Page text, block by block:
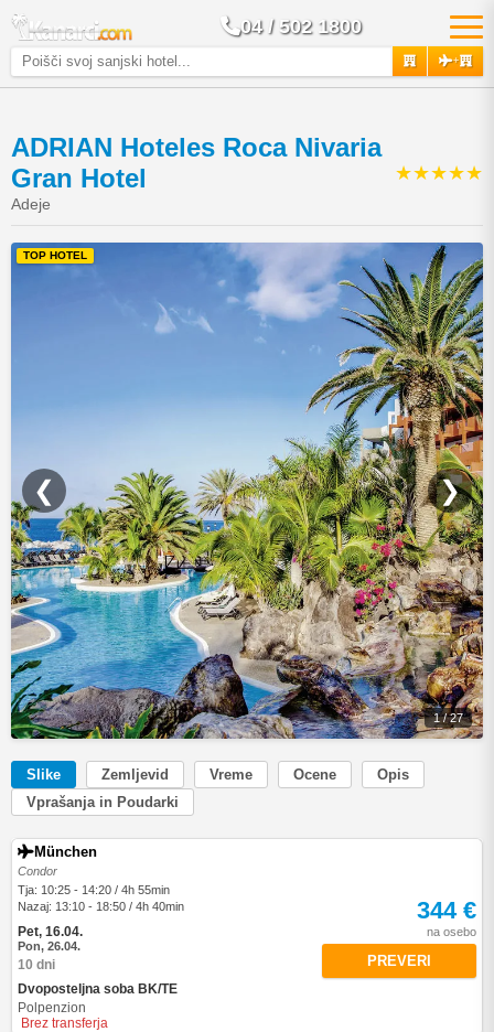
04 / 502 1800
+
ADRIAN Hoteles Roca Nivaria
Gran Hotel
Adeje
★★★★★
❮ ❯
1 / 27
TOP HOTEL
Slike Zemljevid Vreme Ocene
Opis
Vprašanja in Poudarki
München
Condor
Tja: 10:25 - 14:20 / 4h 55min
Nazaj: 13:10 - 18:50 / 4h 40min
Pet, 16.04.
Pon, 26.04.
10 dni
Dvoposteljna soba BK/TE
Polpenzion
Brez transferja
344 €
na osebo
PREVERI